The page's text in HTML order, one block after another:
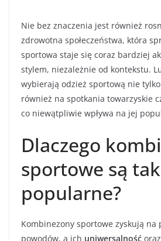
Nie bez znaczenia jest również
zdrowotna społeczeństwa, która
sportowa staje się coraz bardziej
stylem, niezależnie od kontekstu.
wybierają odzież sportową nie
również na spotkania towarzyskie
co niewątpliwie wpływa na jej
Dlaczego
sportowe są tak
popularne?
Kombinezony sportowe zyskują
powodów, a ich uniwersalność oraz